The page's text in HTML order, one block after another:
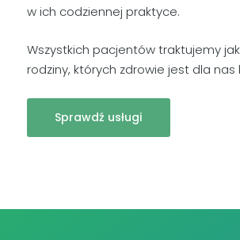
w ich codziennej praktyce.
Wszystkich pacjentów traktujemy jak
rodziny, których zdrowie jest dla nas
Sprawdź usługi